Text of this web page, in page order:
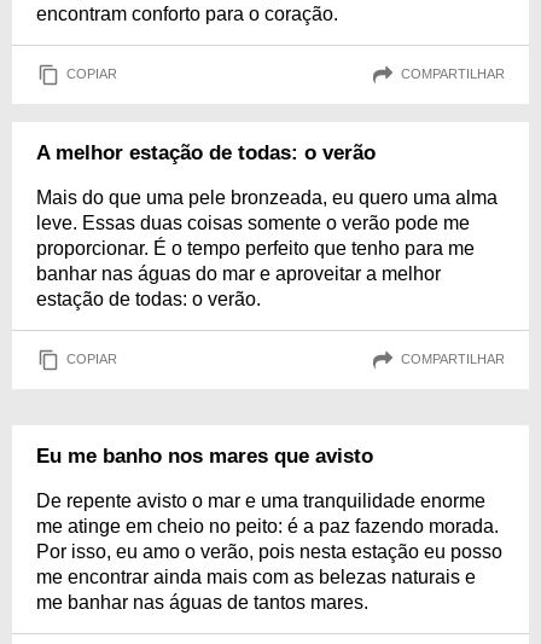
encontram conforto para o coração.
COPIAR COMPARTILHAR
A melhor estação de todas: o verão
Mais do que uma pele bronzeada, eu quero uma alma
leve. Essas duas coisas somente o verão pode me
proporcionar. É o tempo perfeito que tenho para me
banhar nas águas do mar e aproveitar a melhor
estação de todas: o verão.
COPIAR COMPARTILHAR
Eu me banho nos mares que avisto
De repente avisto o mar e uma tranquilidade enorme
me atinge em cheio no peito: é a paz fazendo morada.
Por isso, eu amo o verão, pois nesta estação eu posso
me encontrar ainda mais com as belezas naturais e
me banhar nas águas de tantos mares.